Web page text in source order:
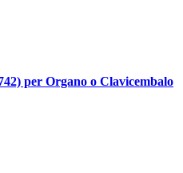
per Organo o Clavicembalo